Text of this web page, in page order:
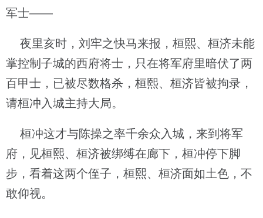
军士——
夜里亥时，刘牢之快马来报，桓熙、桓济未能
掌控制子城的西府将士，只在将军府里暗伏了两
百甲士，已被尽数格杀，桓熙、桓济皆被拘录，
请桓冲入城主持大局。
桓冲这才与陈操之率千余众入城，来到将军
府，见桓熙、桓济被绑缚在廊下，桓冲停下脚
步，看着这两个侄子，桓熙、桓济面如土色，不
敢仰视。